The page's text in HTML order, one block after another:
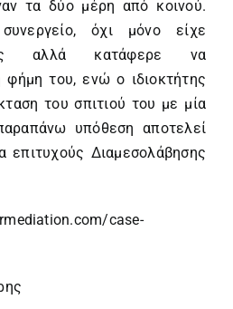
τα δύο μέρη από κοινού.
όχι μόνο είχε
αλλά κατάφερε να
φήμη του, ενώ ο ιδιοκτήτης
του σπιτιού του με μία
υπόθεση αποτελεί
επιτυχούς Διαμεσολάβησης
case-